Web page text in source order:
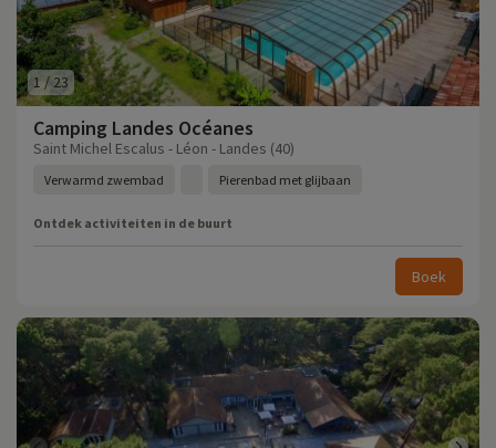
1/ 23
Camping Landes Océanes
Saint Michel Escalus - Léon - Landes (40)
Verwarmd zwembad Pierenbad met glijbaan
Ontdek activiteiten in de buurt
Boek